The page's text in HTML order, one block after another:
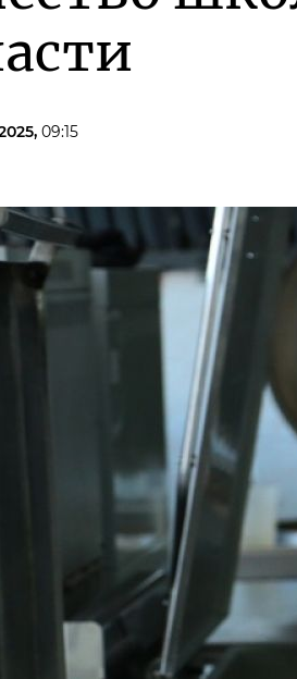
09:15